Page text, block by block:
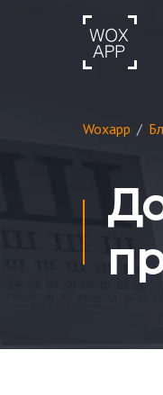
Woxapp /